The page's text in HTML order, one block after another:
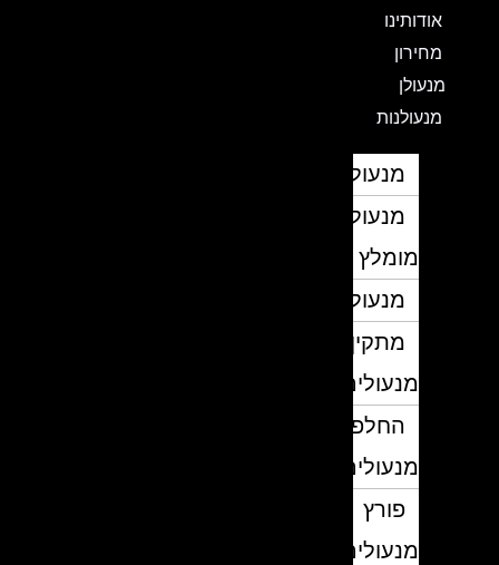
אודותינו
מחירון
מנעולן
מנעולנות
מנעולן
מנעולן
מומלץ
מנעולנים
מתקין
מנעולים
החלפת
מנעולים
פורץ
מנעולים